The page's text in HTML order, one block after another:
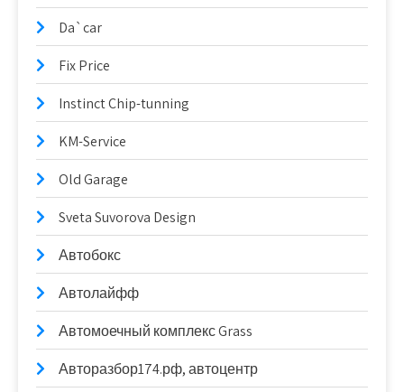
Da`car
Fix Price
Instinct Chip-tunning
KM-Service
Old Garage
Sveta Suvorova Design
Автобокс
Автолайфф
Автомоечный комплекс Grass
Авторазбор174.рф, автоцентр